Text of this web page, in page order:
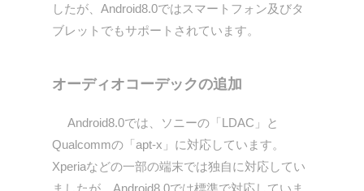
したが、Android8.0ではスマートフォン及びタ
ブレットでもサポートされています。
オーディオコーデックの追加
Android8.0では、ソニーの「LDAC」と
Qualcommの「apt-x」に対応しています。
Xperiaなどの一部の端末では独自に対応してい
ましたが、Android8.0では標準で対応していま